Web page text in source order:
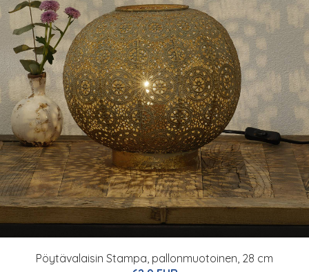
Pöytävalaisin Stampa, pallonmuotoinen, 28 cm